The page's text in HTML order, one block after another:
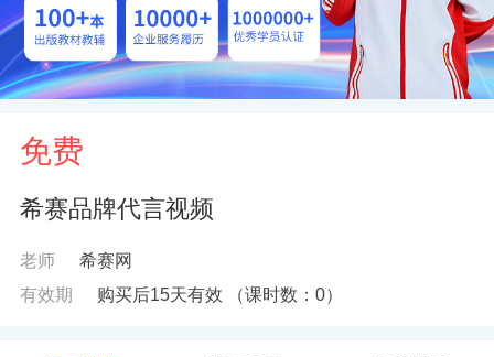
免费
希赛品牌代言视频
老师
希赛网
有效期
购买后15天有效 （课时数： 0）